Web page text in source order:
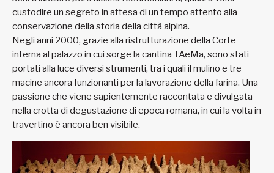
custodire un segreto in attesa di un tempo attento alla
conservazione della storia della città alpina.
Negli anni 2000, grazie alla ristrutturazione della Corte
interna al palazzo in cui sorge la cantina TAeMa, sono stati
portati alla luce diversi strumenti, tra i quali il mulino e tre
macine ancora funzionanti per la lavorazione della farina. Una
passione che viene sapientemente raccontata e divulgata
nella crotta di degustazione di epoca romana, in cui la volta in
travertino è ancora ben visibile.